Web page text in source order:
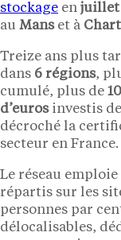
stockage en juillet
au Manset à
Treize ans plus
dans 6 régions,
cumulé, plus de
d’eurosinvestis
décroché la
secteur en France.
Le réseau
répartis sur les
personnes par
délocalisables,